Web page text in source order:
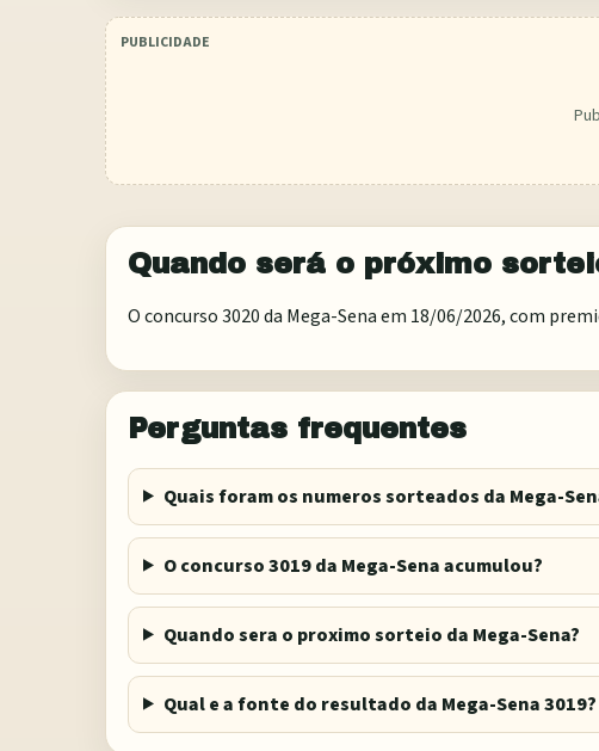
Quando será o próximo
O concurso 3020 da Mega-Sena em 18/06/2026, com
Perguntas frequentes
Quais foram os numeros sorteados da Mega-
O concurso 3019 da Mega-Sena acumulou?
Quando sera o proximo sorteio da Mega-Sena?
Qual e a fonte do resultado da Mega-Sena 3019?